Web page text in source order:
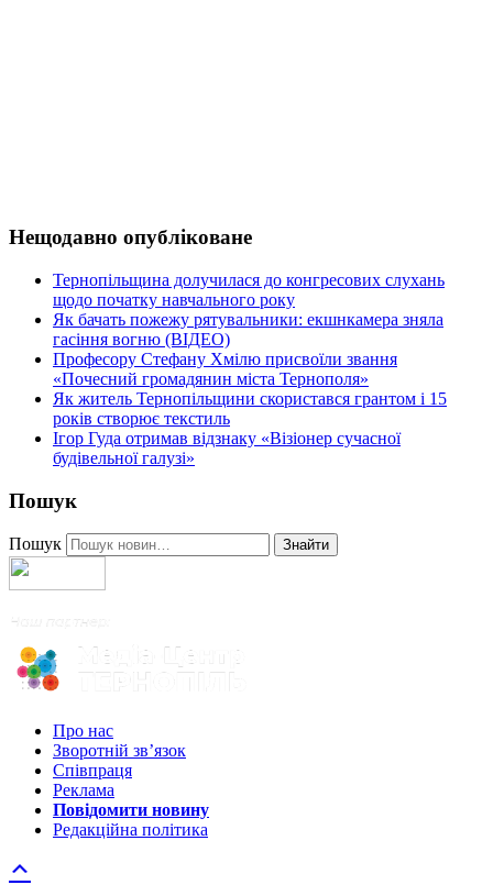
Нещодавно опубліковане
Тернопільщина долучилася до конгресових слухань
щодо початку навчального року
Як бачать пожежу рятувальники: екшнкамера зняла
гасіння вогню (ВІДЕО)
Професору Стефану Хмілю присвоїли звання
«Почесний громадянин міста Тернополя»
Як житель Тернопільщини скористався грантом і 15
років створює текстиль
Ігор Гуда отримав відзнаку «Візіонер сучасної
будівельної галузі»
Пошук
Пошук Знайти
Про нас
Зворотній зв’язок
Співпраця
Реклама
Повідомити новину
Редакційна політика